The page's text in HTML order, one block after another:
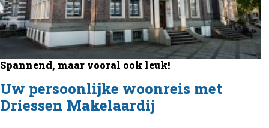
Spannend, maar vooral ook leuk!
Uw persoonlijke woonreis met
Driessen Makelaardij